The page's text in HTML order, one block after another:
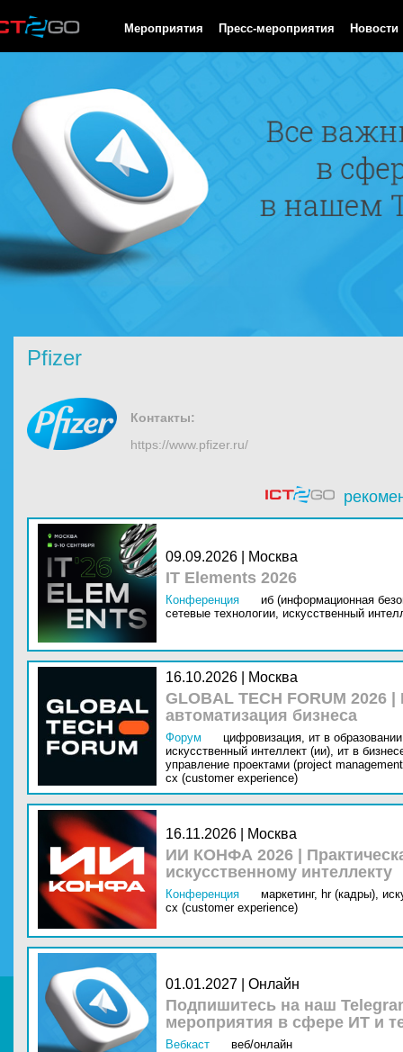
Мероприятия Пресс-мероприятия Новости
Pfizer
Контакты:
https://www.pfizer.ru/
09.09.2026 | Москва
IT Elements 2026
Конференция
иб (информационная
сетевые технологии, искусственный
16.10.2026 | Москва
GLOBAL TECH FORUM
автоматизация бизнеса
Форум цифровизация, ит в
искусственный интеллект (ии), ит в
управление проектами (project
cx (customer experience)
16.11.2026 | Москва
ИИ КОНФА 2026 |
искусственному интеллекту
Конференция маркетинг, hr (кадры),
cx (customer experience)
01.01.2027 | Онлайн
Подпишитесь на наш
мероприятия в сфере ИТ и
Вебкаст веб/онлайн